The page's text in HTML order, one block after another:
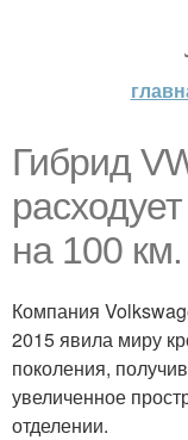
Гибрид
на 100 км.
Компания
2015 явила миру
поколения,
увеличенное
отделении.